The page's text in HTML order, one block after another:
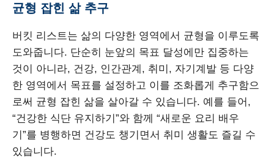
균형 잡힌 삶 추구
버킷 리스트는 삶의 다양한 영역에서 균형을 이루도록
도와줍니다. 단순히 눈앞의 목표 달성에만 집중하는
것이 아니라, 건강, 인간관계, 취미, 자기계발 등 다양
한 영역에서 목표를 설정하고 이를 조화롭게 추구함으
로써 균형 잡힌 삶을 살아갈 수 있습니다. 예를 들어,
“건강한 식단 유지하기”와 함께 “새로운 요리 배우
기”를 병행하면 건강도 챙기면서 취미 생활도 즐길 수
있습니다.